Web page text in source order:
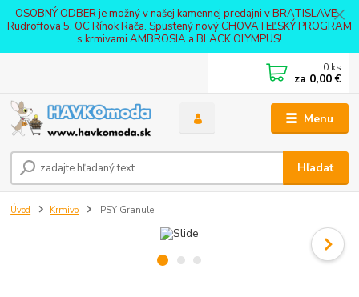
OSOBNÝ ODBER je možný v našej kamennej predajni v BRATISLAVE -
Rudroffova 5, OC Rínok Rača. Spustený nový CHOVATEĽSKÝ PROGRAM
s krmivami AMBROSIA a BLACK OLYMPUS!
Menu
Hľadať
0 ks
za 0,00 €
Úvod Krmivo PSY Granule